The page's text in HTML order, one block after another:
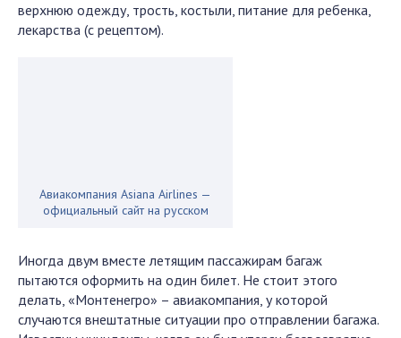
верхнюю одежду, трость, костыли, питание для ребенка,
лекарства (с рецептом).
Авиакомпания Asiana Airlines —
официальный сайт на русском
Иногда двум вместе летящим пассажирам багаж
пытаются оформить на один билет. Не стоит этого
делать, «Монтенегро» – авиакомпания, у которой
случаются внештатные ситуации про отправлении багажа.